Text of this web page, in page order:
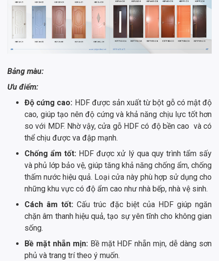
Bảng màu:
Ưu điểm:
Độ cứng cao: HDF được sản xuất từ bột gỗ có mật độ
cao, giúp tạo nên độ cứng và khả năng chịu lực tốt hơn
so với MDF. Nhờ vậy, cửa gỗ HDF có độ bền cao và có
thể chịu được va đập mạnh.
Chống ẩm tốt: HDF được xử lý qua quy trình tẩm sấy
và phủ lớp bảo vệ, giúp tăng khả năng chống ẩm, chống
thấm nước hiệu quả. Loại cửa này phù hợp sử dụng cho
những khu vực có độ ẩm cao như nhà bếp, nhà vệ sinh.
Cách âm tốt: Cấu trúc đặc biệt của HDF giúp ngăn
chặn âm thanh hiệu quả, tạo sự yên tĩnh cho không gian
sống.
Bề mặt nhẵn mịn:Bề mặt HDF nhẵn mịn, dễ dàng sơn
phủ và trang trí theo ý muốn.